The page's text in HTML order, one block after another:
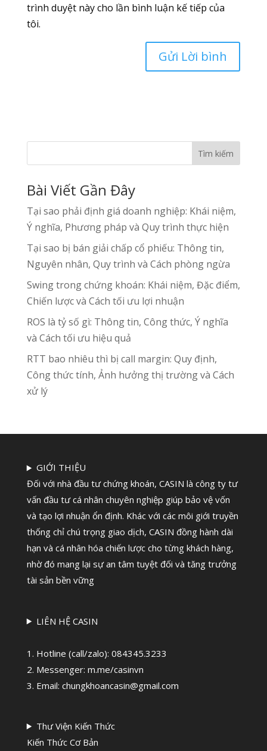
trình duyệt này cho lần bình luận kế tiếp của
tôi.
Tìm kiếm
Bài Viết Gần Đây
Tại sao phải định giá doanh nghiệp: Khái niệm,
Ý nghĩa, Phương pháp và Quy trình thực hiện
Tại sao bị bán giải chấp cổ phiếu: Thông tin,
Nguyên nhân, Quy trình và Cách phòng ngừa
Swing trong chứng khoán: Khái niệm, Đặc điểm,
Chiến lược và Cách tối ưu lợi nhuận
ROS là tỷ số gì: Thông tin, Công thức, Ý nghĩa
và Cách tối ưu hiệu quả
RTT bao nhiêu thì bị call margin: Quy định,
Công thức tính, Ảnh hưởng thị trường và Cách
xử lý
GIỚI THIỆU
Đối với nhà đầu tư chứng khoán, CASIN là công ty tư
vấn đầu tư cá nhân chuyên nghiệp giúp bảo vệ vốn
và tạo lợi nhuận ổn định. Khác với các môi giới truyền
thống chỉ chú trọng giao dịch, CASIN đồng hành dài
hạn và cá nhân hóa chiến lược cho từng khách hàng,
nhờ đó mang lại sự an tâm tuyệt đối và tăng trưởng
tài sản bền vững
LIÊN HỆ CASIN
1. Hotline (call/zalo): 084345.3233
2. Messenger: m.me/casinvn
3. Email: chungkhoancasin@gmail.com
Thư Viện Kiến Thức
Kiến Thức Cơ Bản